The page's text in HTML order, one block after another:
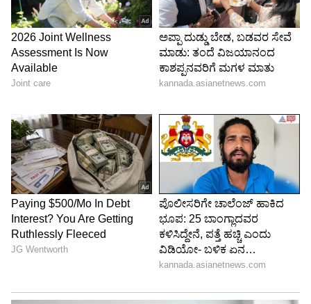
ಮದ್ರಾಸ್ ರಸ್ತೆಯಿಂದ ಮೈಸೂರು ರಸ್ತೆಯವರೆಗೆ 22 ಕಿ.ಮೀ.
ಉದ್ದದ ಸುರಂಗ ಮಾರ್ಗ ನಿರ್ಮಾಣಕ್ಕೆ ಮುಂದಿನ ಹಂತದಲ್ಲಿ
ಟೆಂಡರ್ ಕರೆಯಲಾಗುತ್ತದೆ ಎಂದು ಬೆಂಗಳೂರು ನಗರಾಭಿವೃದ್ಧಿ
ಸಚಿವ ಕೃಷ್ಣ ಬೈರೇಗೌಡ ತಿಳಿಸಿದ್ದಾರೆ.